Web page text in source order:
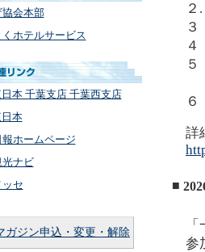
会本部
くホテルサービス
本 千葉支店 千葉西支店
本
ホームページ
光ナビ
セ
ガジン申込・変更・解除
３
４
５
６
詳
■
参